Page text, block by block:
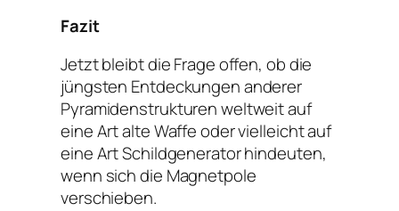
Fazit
Jetzt bleibt die Frage offen, ob die
jüngsten Entdeckungen anderer
Pyramidenstrukturen weltweit auf
eine Art alte Waffe oder vielleicht auf
eine Art Schildgenerator hindeuten,
wenn sich die Magnetpole
verschieben.